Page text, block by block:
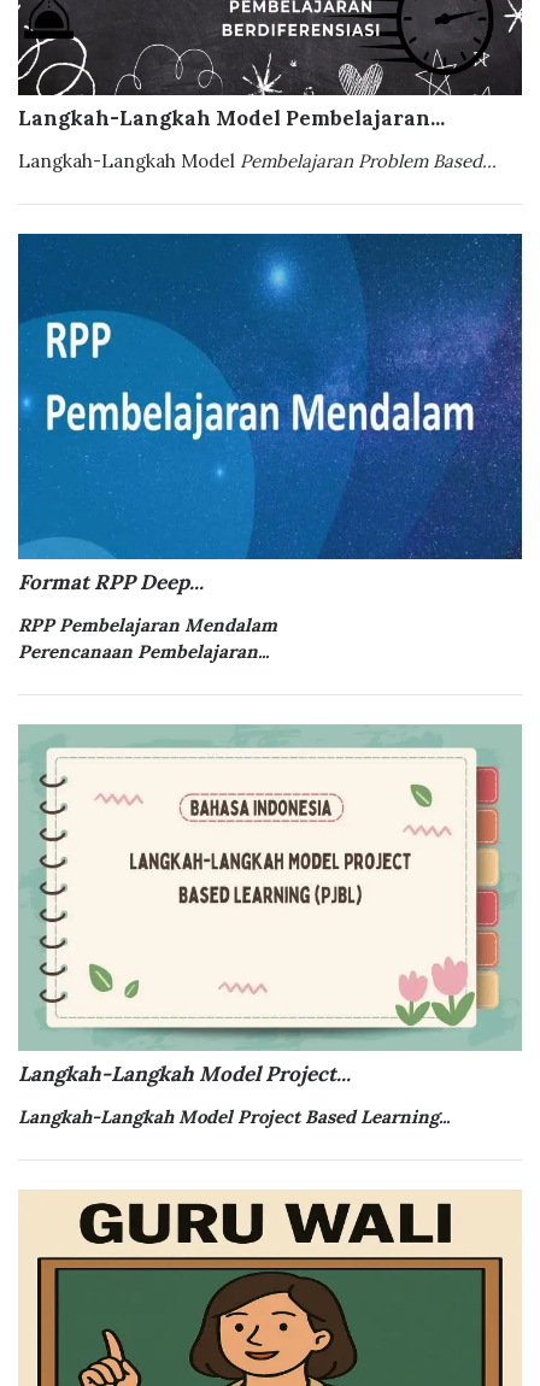
Langkah-Langkah Model Pembelajaran...
Langkah-Langkah Model Pembelajaran Problem Based...
Format RPP Deep...
RPP Pembelajaran Mendalam
Perencanaan Pembelajaran...
Langkah-Langkah Model Project...
Langkah-Langkah ModelProject Based Learning...